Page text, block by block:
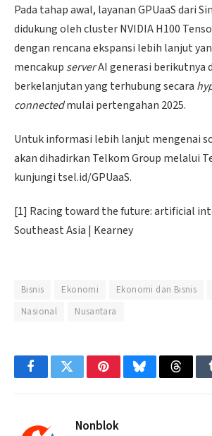
Pada tahap awal, layanan GPUaaS dari
didukung oleh cluster NVIDIA H100
dengan rencana ekspansi lebih lanjut
mencakup serverAI generasi berikutnya
berkelanjutan yang terhubung secara
connectedmulai pertengahan 2025.
Untuk informasi lebih lanjut mengenai
akan dihadirkan Telkom Group melalui
kunjungi tsel.id/GPUaaS.
[1] Racing toward the future: artificial
Southeast Asia | Kearney
Bisnis Ekonomi Ekonomi dan Bisnis
Nasional
Nusantara
FacebookTwitterPinterestBluesky
Nonblok